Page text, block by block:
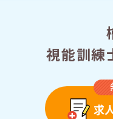
視能訓練
求